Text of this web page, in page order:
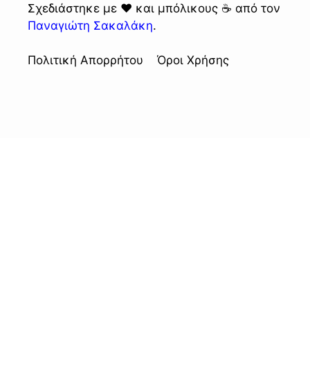
Σχεδιάστηκε με ❤️ και μπόλικους ☕ από τον
Παναγιώτη Σακαλάκη.
Πολιτική Απορρήτου Όροι Χρήσης